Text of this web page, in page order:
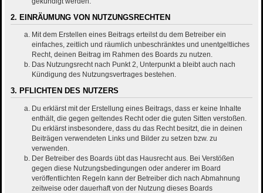
2. EINRÄUMUNG VON NUTZUNGSRECHTEN
Mit dem Erstellen eines Beitrags erteilst du dem Betreiber ein
einfaches, zeitlich und räumlich unbeschränktes und unentgeltliches
Recht, deinen Beitrag im Rahmen des Boards zu nutzen.
Das Nutzungsrecht nach Punkt 2, Unterpunkt a bleibt auch nach
Kündigung des Nutzungsvertrages bestehen.
3. PFLICHTEN DES NUTZERS
Du erklärst mit der Erstellung eines Beitrags, dass er keine Inhalte
enthält, die gegen geltendes Recht oder die guten Sitten verstoßen.
Du erklärst insbesondere, dass du das Recht besitzt, die in deinen
Beiträgen verwendeten Links und Bilder zu setzen bzw. zu
verwenden.
Der Betreiber des Boards übt das Hausrecht aus. Bei Verstößen
gegen diese Nutzungsbedingungen oder anderer im Board
veröffentlichten Regeln kann der Betreiber dich nach Abmahnung
zeitweise oder dauerhaft von der Nutzung dieses Boards